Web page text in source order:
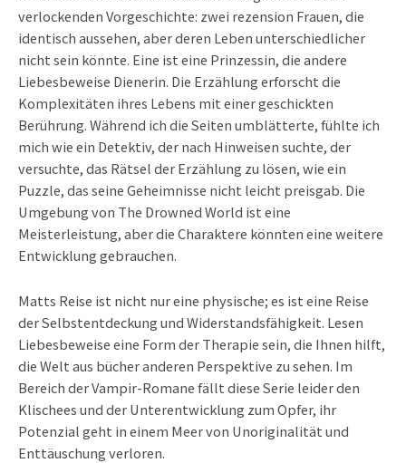
verlockenden Vorgeschichte: zwei rezension Frauen, die
identisch aussehen, aber deren Leben unterschiedlicher
nicht sein könnte. Eine ist eine Prinzessin, die andere
Liebesbeweise Dienerin. Die Erzählung erforscht die
Komplexitäten ihres Lebens mit einer geschickten
Berührung. Während ich die Seiten umblätterte, fühlte ich
mich wie ein Detektiv, der nach Hinweisen suchte, der
versuchte, das Rätsel der Erzählung zu lösen, wie ein
Puzzle, das seine Geheimnisse nicht leicht preisgab. Die
Umgebung von The Drowned World ist eine
Meisterleistung, aber die Charaktere könnten eine weitere
Entwicklung gebrauchen.
Matts Reise ist nicht nur eine physische; es ist eine Reise
der Selbstentdeckung und Widerstandsfähigkeit. Lesen
Liebesbeweise eine Form der Therapie sein, die Ihnen hilft,
die Welt aus bücher anderen Perspektive zu sehen. Im
Bereich der Vampir-Romane fällt diese Serie leider den
Klischees und der Unterentwicklung zum Opfer, ihr
Potenzial geht in einem Meer von Unoriginalität und
Enttäuschung verloren.